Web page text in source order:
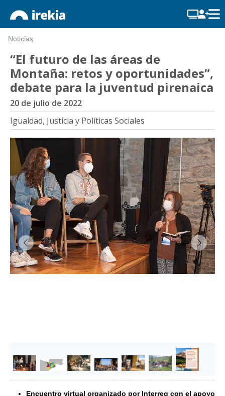
Noticias
“El futuro de las áreas de
Montaña: retos y oportunidades”,
debate para la juventud pirenaica
20 de julio de 2022
Igualdad, Justicia y Políticas Sociales
&lsaquo; Anterior
Encuentro virtual organizado por Interreg con el apoyo